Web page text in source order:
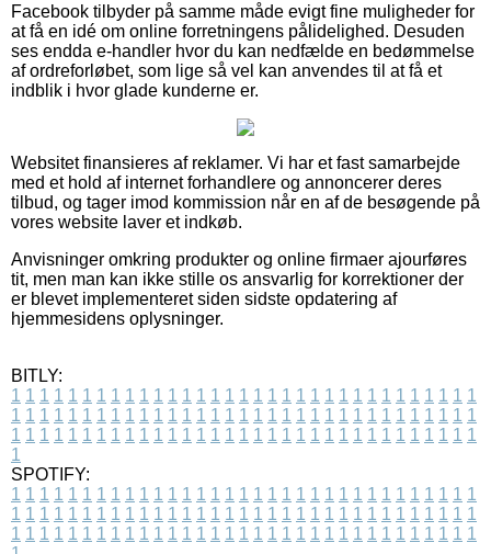
Facebook tilbyder på samme måde evigt fine muligheder for
at få en idé om online forretningens pålidelighed. Desuden
ses endda e-handler hvor du kan nedfælde en bedømmelse
af ordreforløbet, som lige så vel kan anvendes til at få et
indblik i hvor glade kunderne er.
Websitet finansieres af reklamer. Vi har et fast samarbejde
med et hold af internet forhandlere og annoncerer deres
tilbud, og tager imod kommission når en af de besøgende på
vores website laver et indkøb.
Anvisninger omkring produkter og online firmaer ajourføres
tit, men man kan ikke stille os ansvarlig for korrektioner der
er blevet implementeret siden sidste opdatering af
hjemmesidens oplysninger.
BITLY:
1 1 1 1 1 1 1 1 1 1 1 1 1 1 1 1 1 1 1 1 1 1 1 1 1 1 1 1 1 1 1 1 1
1 1 1 1 1 1 1 1 1 1 1 1 1 1 1 1 1 1 1 1 1 1 1 1 1 1 1 1 1 1 1 1 1
1 1 1 1 1 1 1 1 1 1 1 1 1 1 1 1 1 1 1 1 1 1 1 1 1 1 1 1 1 1 1 1 1
1
SPOTIFY:
1 1 1 1 1 1 1 1 1 1 1 1 1 1 1 1 1 1 1 1 1 1 1 1 1 1 1 1 1 1 1 1 1
1 1 1 1 1 1 1 1 1 1 1 1 1 1 1 1 1 1 1 1 1 1 1 1 1 1 1 1 1 1 1 1 1
1 1 1 1 1 1 1 1 1 1 1 1 1 1 1 1 1 1 1 1 1 1 1 1 1 1 1 1 1 1 1 1 1